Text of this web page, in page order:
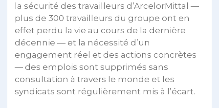
la sécurité des travailleurs d’ArcelorMittal —
plus de 300 travailleurs du groupe ont en
effet perdu la vie au cours de la dernière
décennie — et la nécessité d’un
engagement réel et des actions concrètes
— des emplois sont supprimés sans
consultation à travers le monde et les
syndicats sont régulièrement mis à l’écart.